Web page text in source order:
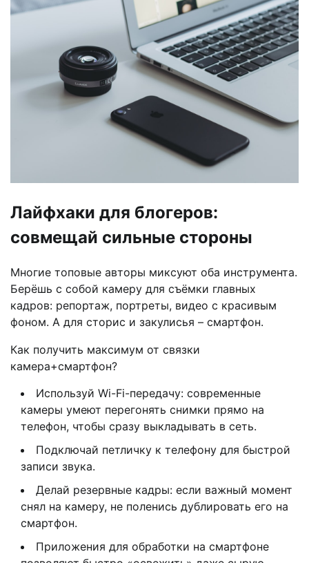
Лайфхаки для блогеров:
совмещай сильные стороны
Многие топовые авторы миксуют оба инструмента.
Берёшь с собой камеру для съёмки главных
кадров: репортаж, портреты, видео с красивым
фоном. А для сторис и закулисья – смартфон.
Как получить максимум от связки
камера+смартфон?
Используй Wi-Fi-передачу: современные
камеры умеют перегонять снимки прямо на
телефон, чтобы сразу выкладывать в сеть.
Подключай петличку к телефону для быстрой
записи звука.
Делай резервные кадры: если важный момент
снял на камеру, не поленись дублировать его на
смартфон.
Приложения для обработки на смартфоне